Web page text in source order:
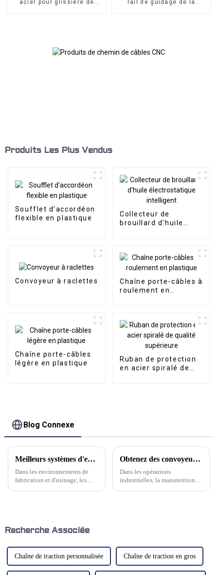
acier pour glissière de
rail de guidage de la
Produits Les Plus Vendus
Soufflet d'accordéon
flexible en plastique
Collecteur de
brouillard d'huile
Convoyeur à raclettes
Chaîne porte-câbles à
roulement en
Chaîne porte-câbles
légère en plastique
Ruban de protection
en acier spiralé de
Blog Connexe
Meilleurs systèmes d'extraction de brouillard d'huile verticaux
Dans les environnements de
fabrication et d'usinage, les
d'extraction des brouillards
pour maintenir…
Obtenez des convoyeurs de haute qualité pour une efficacité maximale
Dans les opérations
industrielles, la manutention
machines…
Recherche Associée
Chaîne de traction personnalisée Chaîne de traction en gros